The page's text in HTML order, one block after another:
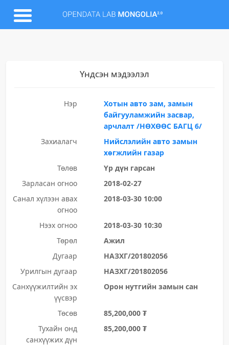
Үндсэн мэдээлэл
Нэр
Хотын авто зам, замын
байгууламжийн засвар,
арчлалт /НӨХӨӨС БАГЦ 6/
Захиалагч
Нийслэлийн авто замын
хөгжлийн газар
Төлөв
Үр дүн гарсан
Зарласан огноо
2018-02-27
Санал хүлээн авах
огноо
2018-03-30 10:00
Нээх огноо
2018-03-30 10:30
Төрөл
Ажил
Дугаар
НАЗХГ/201802056
Урилгын дугаар
НАЗХГ/201802056
Санхүүжилтийн эх
үүсвэр
Орон нутгийн замын сан
Төсөв
85,200,000 ₮
Тухайн онд
санхүүжих дүн
85,200,000 ₮